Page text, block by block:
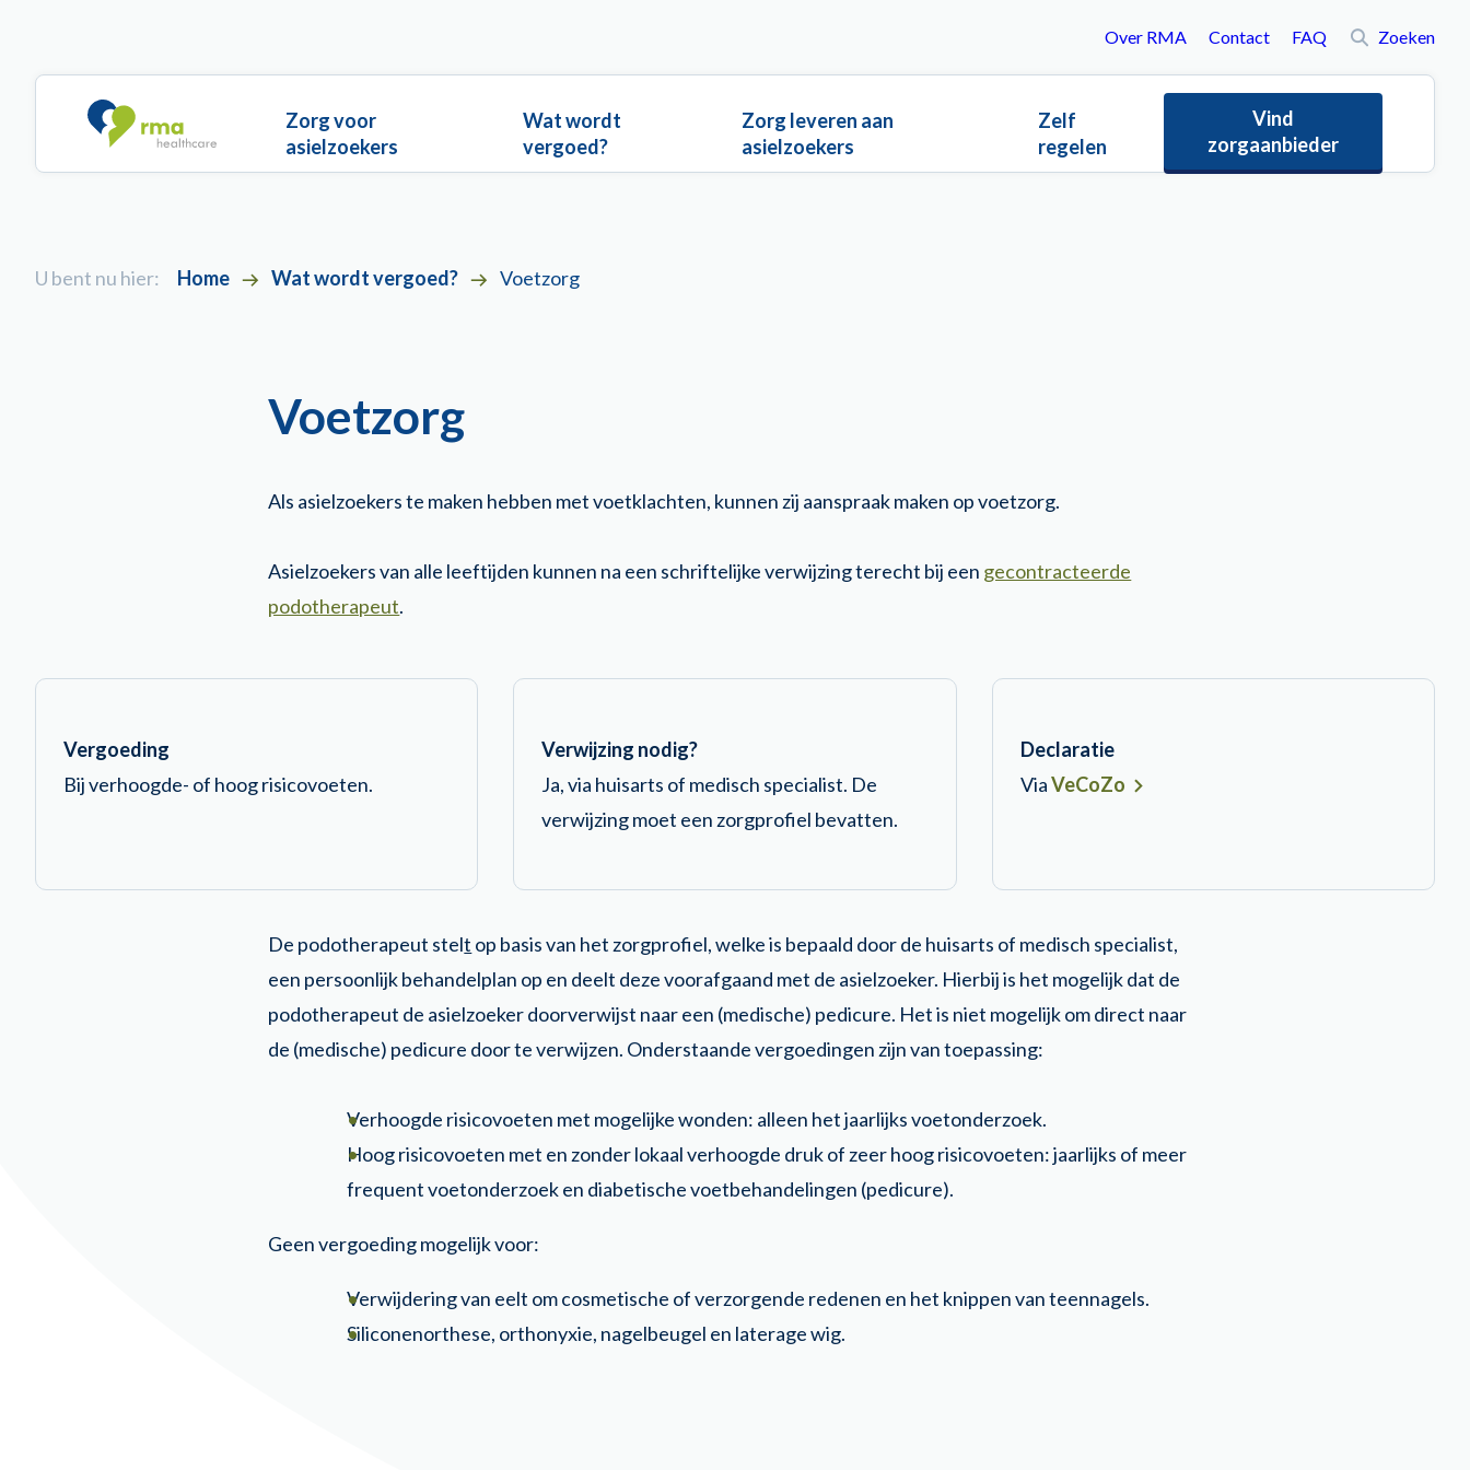
Main navigation
Zorg voor
asielzoekers
Wat wordt
vergoed?
Zorg leveren aan
asielzoekers
Zelf
regelen
Vind
zorgaanbieder
Over RMA Contact FAQ Zoeken
U bent nu hier: Home Wat wordt vergoed? Voetzorg
Voetzorg
Als asielzoekers te maken hebben met voetklachten, kunnen zij aanspraak maken op voetzorg.
Asielzoekers van alle leeftijden kunnen na een schriftelijke verwijzing terecht bij een gecontracteerde
podotherapeut.
Vergoeding
Bij verhoogde- of hoog risicovoeten.
Verwijzing nodig?
Ja, via huisarts of medisch specialist. De
verwijzing moet een zorgprofiel bevatten.
Declaratie
ViaVeCoZo
De podotherapeut stelt op basis van het zorgprofiel, welke is bepaald door de huisarts of medisch specialist,
een persoonlijk behandelplan op en deelt deze voorafgaand met de asielzoeker. Hierbij is het mogelijk dat de
podotherapeut de asielzoeker doorverwijst naar een (medische) pedicure. Het is niet mogelijk om direct naar
de (medische) pedicure door te verwijzen. Onderstaande vergoedingen zijn van toepassing:
Verhoogde risicovoeten met mogelijke wonden: alleen het jaarlijks voetonderzoek.
Hoog risicovoeten met en zonder lokaal verhoogde druk of zeer hoog risicovoeten: jaarlijks of meer
frequent voetonderzoek en diabetische voetbehandelingen (pedicure).
Geen vergoeding mogelijk voor:
Verwijdering van eelt om cosmetische of verzorgende redenen en het knippen van teennagels.
Siliconenorthese, orthonyxie, nagelbeugel en laterage wig.